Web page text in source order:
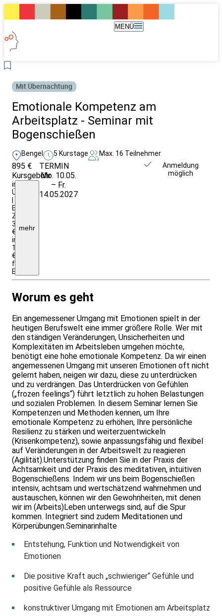
MENÜ
Mit Übernachtung
Emotionale Kompetenz am
Arbeitsplatz - Seminar mit
Bogenschießen
Bengel 5 Kurstage Max. 16 Teilnehmer
895 €
Kursgebühr
inkl.
Ü/VP
EZ-
Zuschlag:
32,–
€
insgesamt;
1095
€
für
Einrichtungen/Firmen
mehr
TERMIN
Mo. 10.05.
– Fr.
14.05.2027
Anmeldung
möglich
Worum es geht
Ein angemessener Umgang mit Emotionen spielt in der
heutigen Berufswelt eine immer größere Rolle. Wer mit
den ständigen Veränderungen, Unsicherheiten und
Komplexitäten im Arbeitsleben umgehen möchte,
benötigt eine hohe emotionale Kompetenz. Da wir einen
angemessenen Umgang mit unseren Emotionen oft nicht
gelernt haben, neigen wir dazu, diese zu unterdrücken
und zu verdrängen. Das Unterdrücken von Gefühlen
(„frozen feelings“) führt letztlich zu hohen Belastungen
und sozialen Problemen. In diesem Seminar lernen Sie
Kompetenzen und Methoden kennen, um Ihre
emotionale Kompetenz zu erhöhen, Ihre persönliche
Resilienz zu stärken und weiterzuentwickeln
(Krisenkompetenz), sowie anpassungsfähig und flexibel
auf Veränderungen in der Arbeitswelt zu reagieren
(Agilität).Unterstützung finden Sie in der Praxis der
Achtsamkeit und der Praxis des meditativen, intuitiven
Bogenschießens. Indem wir uns beim Bogenschießen
intensiv, achtsam und wertschätzend wahrnehmen und
austauschen, können wir den Gewohnheiten, mit denen
wir im (Arbeits)Leben unterwegs sind, auf die Spur
kommen. Integriert sind zudem Meditationen und
Körperübungen.Seminarinhalte
Entstehung, Funktion und Notwendigkeit von
Emotionen
Die positive Kraft auch „schwieriger“ Gefühle und
positive Gefühle als Ressource
konstruktiver Umgang mit Emotionen am Arbeitsplatz